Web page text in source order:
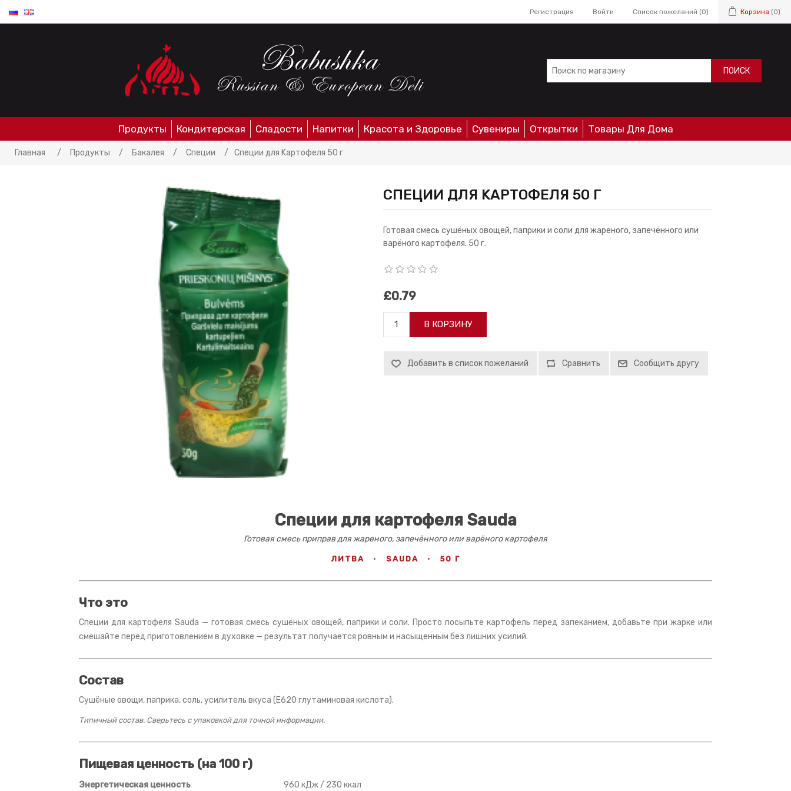
Регистрация Войти Список пожеланий (0) Корзина (0)
ПОИСК
Продукты Кондитерская Сладости Напитки Красота и Здоровье Сувениры Открытки Товары Для Дома
Главная / Продукты / Бакалея / Специи / Специи для Kартофеля 50 г
СПЕЦИИ ДЛЯ KАРТОФЕЛЯ 50 Г
Готовая смесь сушёных овощей, паприки и соли для жареного, запечённого или
варёного картофеля. 50 г.
£0.79
В КОРЗИНУ
Добавить в список пожеланий Сравнить Сообщить другу
Специи для картофеля Sauda
Готовая смесь приправ для жареного, запечённого или варёного картофеля
ЛИТВА · SAUDA · 50 Г
Что это
Специи для картофеля Sauda — готовая смесь сушёных овощей, паприки и соли. Просто посыпьте картофель перед запеканием, добавьте при жарке или
смешайте перед приготовлением в духовке — результат получается ровным и насыщенным без лишних усилий.
Состав
Сушёные овощи, паприка, соль, усилитель вкуса (Е620 глутаминовая кислота).
Типичный состав. Сверьтесь с упаковкой для точной информации.
Пищевая ценность (на 100 г)
Энергетическая ценность 960 кДж / 230 ккал